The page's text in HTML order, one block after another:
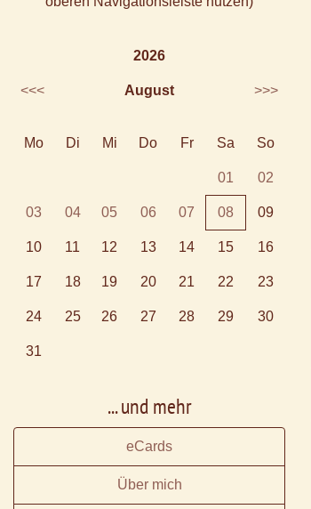
2026
<<< August >>>
Mo Di Mi Do Fr Sa So
01 02
03 04 05 06 07 08 09
10 11 12 13 14 15 16
17 18 19 20 21 22 23
24 25 26 27 28 29 30
31
... und mehr
eCards
Über mich